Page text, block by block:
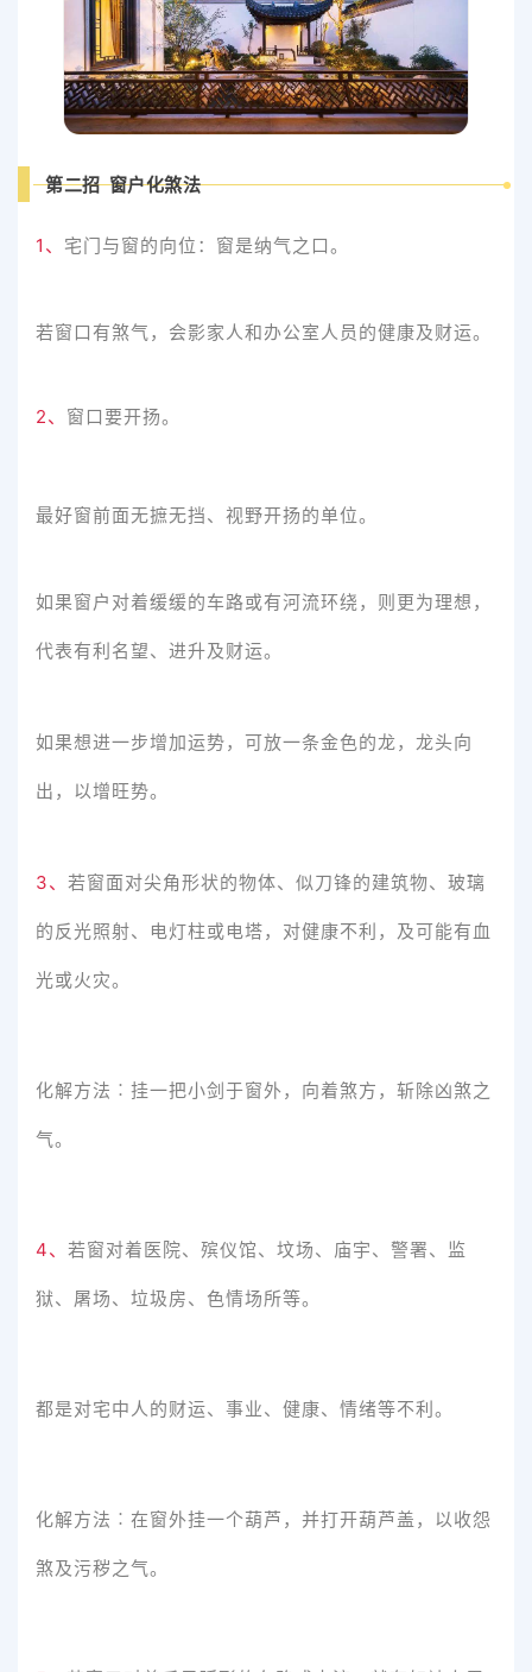
第二招 窗户化煞法
1、 宅门与窗的向位：窗是纳气之口。
若窗口有煞气，会影家人和办公室人员的健康及财运。
2、 窗口要开扬。
最好窗前面无摭无挡、视野开扬的单位。
如果窗户对着缓缓的车路或有河流环绕，则更为理想，
代表有利名望、进升及财运。
如果想进一步增加运势，可放一条金色的龙，龙头向
出，以增旺势。
3、 若窗面对尖角形状的物体、似刀锋的建筑物、玻璃
的反光照射、电灯柱或电塔，对健康不利，及可能有血
光或火灾。
化解方法︰挂一把小剑于窗外，向着煞方，斩除凶煞之
气。
4、 若窗对着医院、殡仪馆、坟场、庙宇、警署、监
狱、屠场、垃圾房、色情场所等。
都是对宅中人的财运、事业、健康、情绪等不利。
化解方法︰在窗外挂一个葫芦，并打开葫芦盖，以收怨
煞及污秽之气。